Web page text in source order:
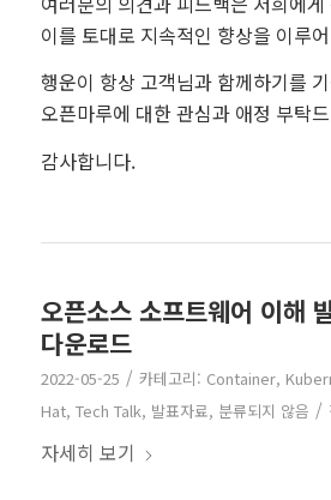
이를 토대로 지속적인 향상을 이루
행운이 항상 고객님과 함께하기를
오픈마루에 대한 관심과 애정 부탁
감사합니다.
오픈소스 소프트웨어 이해
다운로드
2022-05-25 / 카테고리: Container,
Hat, Tech Talk, 발표자료, 분류되지 않음 /
자세히 보기